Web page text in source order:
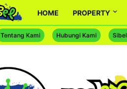
HOME PROPERTY
Tentang Kami Hubungi Kami